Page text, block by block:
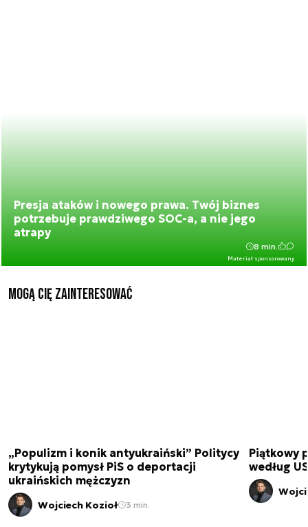
Presja ataków i nowego prawa. Twój biznes
potrzebuje prawdziwego SOC-a, a nie jego
atrapy
Materiał sponsorowany
8 min.
Mogą Cię zainteresować
„Populizm i konik antyukraiński” Politycy
krytykują pomysł PiS o deportacji
ukraińskich mężczyzn
Wojciech Kozioł 3 min.
Piątkowy
według